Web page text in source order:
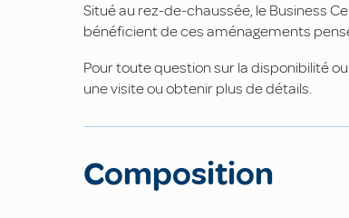
Situé au rez-de-chaussée, le Business
bénéficient de ces aménagements
Pour toute question sur la disponibilité
une visite ou obtenir plus de détails.
Composition